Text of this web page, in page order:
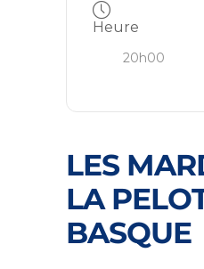
Heure
20h00
LES
LA
BASQUE